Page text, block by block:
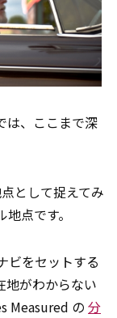
は、ここまで深
として捉えてみ
点です。
ビをセットする
地がわからない
Measured の 分